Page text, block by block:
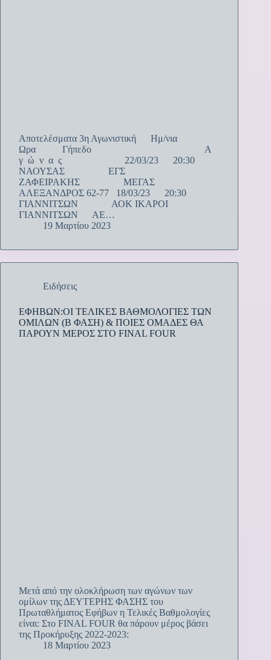
Αποτελέσματα 3η Αγωνιστική Ημ/νια
Ωρα Γήπεδο Α
γ ώ ν α ς 22/03/23 20:30
ΝΑΟΥΣΑΣ ΕΓΣ
ΖΑΦΕΙΡΑΚΗΣ ΜΕΓΑΣ
ΑΛΕΞΑΝΔΡΟΣ 62-77 18/03/23 20:30
ΓΙΑΝΝΙΤΣΩΝ ΑΟΚ ΙΚΑΡΟΙ
ΓΙΑΝΝΙΤΣΩΝ ΑΕ…
19 Μαρτίου 2023
Ειδήσεις
ΕΦΗΒΩΝ:ΟΙ ΤΕΛΙΚΕΣ ΒΑΘΜΟΛΟΓΙΕΣ ΤΩΝ
ΟΜΙΛΩΝ (Β ΦΑΣΗ) & ΠΟΙΕΣ ΟΜΑΔΕΣ ΘΑ
ΠΑΡΟΥΝ ΜΕΡΟΣ ΣΤΟ FINAL FOUR
Μετά από την ολοκλήρωση των αγώνων των
ομίλων της ΔΕΥΤΕΡΗΣ ΦΑΣΗΣ του
Πρωταθλήματος Εφήβων η Τελικές Βαθμολογίες
είναι: Στο FINAL FOUR θα πάρουν μέρος βάσει
της Προκήρυξης 2022-2023:
18 Μαρτίου 2023